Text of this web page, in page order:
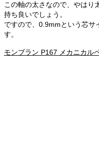
この軸の太さなので、やはり
持ち良いでしょう。
ですので、0.9mmという芯サ
す。
モンブラン P167 メカニカル